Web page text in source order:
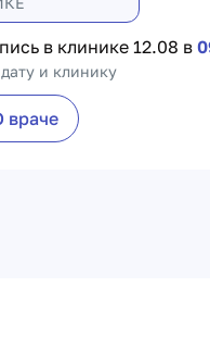
в клинике 12.08 в
и клинику
враче